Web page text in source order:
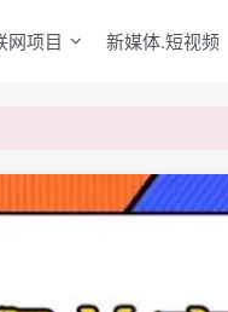
网项目 新媒体.短视频